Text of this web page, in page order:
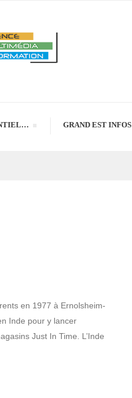
GRAND EST INFOS
en 1977 à Ernolsheim-
Inde pour y lancer
Just In Time. L’Inde